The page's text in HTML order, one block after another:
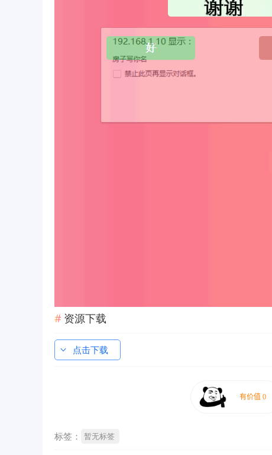
资源下载
点击下载
标签： 暂无标签